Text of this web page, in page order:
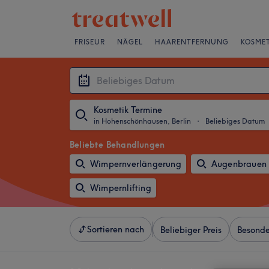
FRISEUR NÄGEL HAARENTFERNUNG
Kosmetik Termine
in Hohenschönhausen, Berlin ・ Beliebiges Datum
Beliebte Behandlungen
Wimpernverlängerung
Wimpernlifting
Sortieren nach Beliebiger Preis